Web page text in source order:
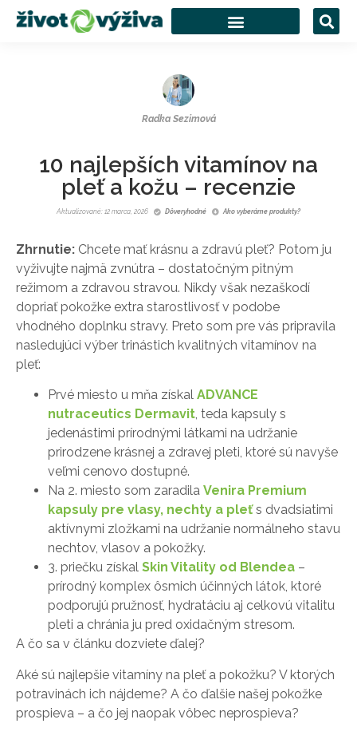
Radka Sezimová
10 najlepších vitamínov na
pleť a kožu – recenzie
Aktualizované: 12 marca, 2026 Dôveryhodné Ako vyberáme produkty?
Zhrnutie: Chcete mať krásnu a zdravú pleť? Potom ju
vyživujte najmä zvnútra – dostatočným pitným
režimom a zdravou stravou. Nikdy však nezaškodí
dopriať pokožke extra starostlivosť v podobe
vhodného doplnku stravy. Preto som pre vás pripravila
nasledujúci výber trinástich kvalitných vitamínov na
pleť:
Prvé miesto u mňa získal ADVANCE
nutraceutics Dermavit, teda kapsuly s
jedenástimi prírodnými látkami na udržanie
prirodzene krásnej a zdravej pleti, ktoré sú navyše
veľmi cenovo dostupné.
Na 2. miesto som zaradila Venira Premium
kapsuly pre vlasy, nechty a pleťs dvadsiatimi
aktívnymi zložkami na udržanie normálneho stavu
nechtov, vlasov a pokožky.
3. priečku získal Skin Vitality od Blendea –
prírodný komplex ôsmich účinných látok, ktoré
podporujú pružnosť, hydratáciu aj celkovú vitalitu
pleti a chránia ju pred oxidačným stresom.
A čo sa v článku dozviete ďalej?
Aké sú najlepšie vitamíny na pleť a pokožku? V ktorých
potravinách ich nájdeme? A čo ďalšie našej pokožke
prospieva – a čo jej naopak vôbec neprospieva?